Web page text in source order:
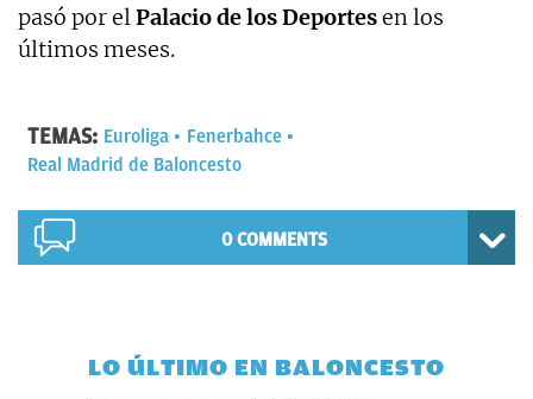
pasó por elPalacio de los Deportesen los
últimos meses.
TEMAS: Euroliga
Fenerbahce
Real Madrid de Baloncesto
0 COMMENTS
LO ÚLTIMO EN BALONCESTO